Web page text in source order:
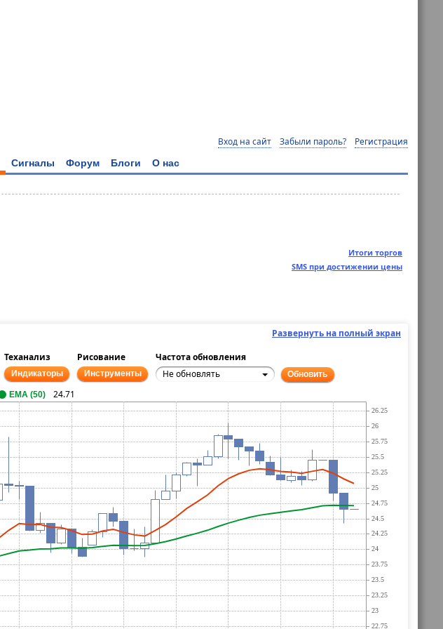
Вход на сайт Забыли пароль? Регистрация
Сигналы Форум Блоги О нас
Итоги торгов
SMS при достижении цены
Развернуть на полный экран
Теханализ Рисование
Частота обновления
Индикаторы Инструменты Не обновлять Обновить
EMA (50) 24.71